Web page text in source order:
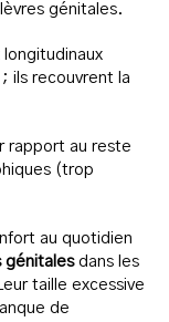
génitales.
longitudinaux
ils recouvrent la
rapport au reste
(trop
au quotidien
génitalesdans les
taille excessive
de